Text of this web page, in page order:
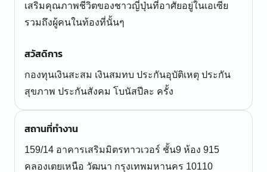
เสริมคุณภาพชีวิตของชาวญี่ปุ่นที่อาศัยอยู่ในเอเซีย
รวมถึงผู้คนในท้องที่นั้นๆ
สวัสดิการ
กองทุนเงินสะสม เงินสมทบ ประกันอุบัติเหตุ ประกัน
สุขภาพ ประกันสังคม โบนัสปีละ ครั้ง
สถานที่ทำงาน
159/14 อาคารเสริมมิตรทาวเวอร์ ชั้น9 ห้อง 915
คลองเตยเหนือ วัฒนา กรุงเทพมหานคร 10110